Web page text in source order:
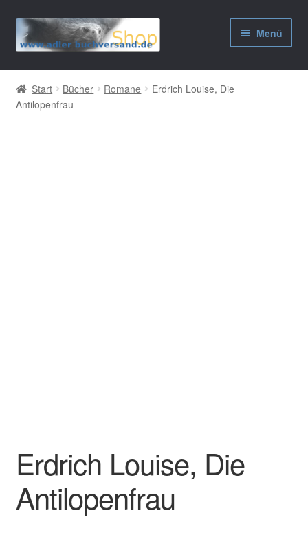
Zur
Navigation
Zum
Inhalt
Menü
AGB
Widerrufsbelehrung
Start Bücher Romane
Erdrich Louise, Die
Antilopenfrau
Erdrich Louise, Die
Antilopenfrau